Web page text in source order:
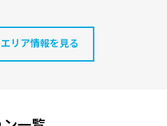
リア情報を見る